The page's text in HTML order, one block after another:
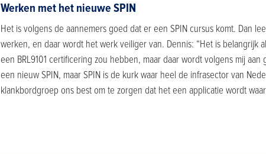
Werken met het nieuwe SPIN
Het is volgens de aannemers goed dat er een SPIN cursus komt. Dan
werken, en daar wordt het werk veiliger van. Dennis: “Het is belangrijk
een BRL9101 certificering zou hebben, maar daar wordt volgens mij
een nieuw SPIN, maar SPIN is de kurk waar heel de infrasector van
klankbordgroep ons best om te zorgen dat het een applicatie wordt